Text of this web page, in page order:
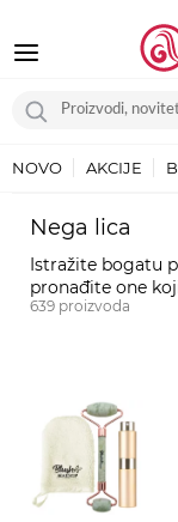
NOVO AKCIJE
Nega lica
Istražite bogatu
pronađite one
639 proizvoda